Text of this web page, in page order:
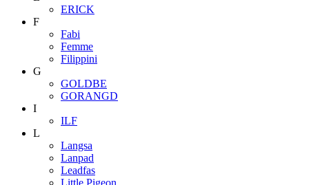
ERICK
F
Fabi
Femme
Filippini
G
GOLDBE
GORANGD
I
ILF
L
Langsa
Lanpad
Leadfas